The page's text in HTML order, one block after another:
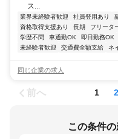
ス...
業界未経験者歓迎 社員登用あり
資格取得支援あり
長期 フリータ
学歴不問
車通勤OK 即日勤務OK
未経験者歓迎
交通費全額支給 ネ
同じ企業の求人
前へ 1 2
この条件